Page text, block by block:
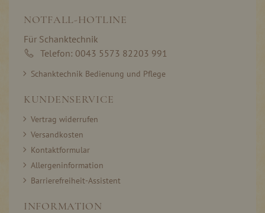
NOTFALL-HOTLINE
Für Schanktechnik
Telefon: 0043 5573 82203 991
Schanktechnik Bedienung und Pflege
KUNDENSERVICE
Vertrag widerrufen
Versandkosten
Kontaktformular
Allergeninformation
Barrierefreiheit-Assistent
INFORMATION